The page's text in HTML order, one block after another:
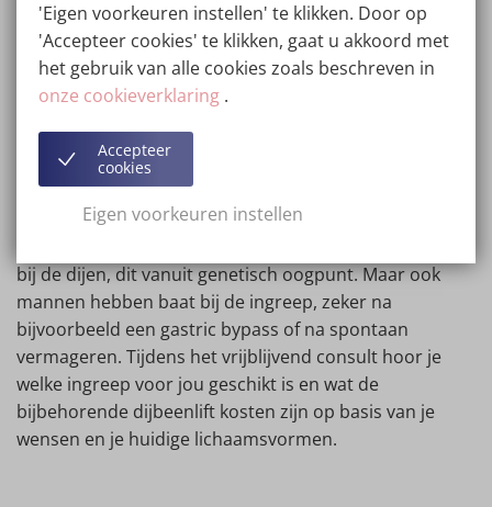
Dijbeenlift prijs vrouwen en
mannen
De ingreep dijbeenlift is geschikt voor iedereen die
graag strakkere bovenbenen wilt. Je kunt de ingreep in
principe op elke leeftijd ondergaan (vanaf 18 jaar). Bij
Wellness Kliniek kiezen vooral vrouwen voor de
ingreep. Dat komt omdat vrouwen over het algemeen
bij de dijen, dit vanuit genetisch oogpunt. Maar ook
mannen hebben baat bij de ingreep, zeker na
bijvoorbeeld een gastric bypass of na spontaan
vermageren. Tijdens het vrijblijvend consult hoor je
welke ingreep voor jou geschikt is en wat de
bijbehorende dijbeenlift kosten zijn op basis van je
wensen en je huidige lichaamsvormen.
'Eigen voorkeuren instellen' te klikken. Door op
'Accepteer cookies' te klikken, gaat u akkoord met
het gebruik van alle cookies zoals beschreven in
onze cookieverklaring .
Accepteer
cookies
Eigen voorkeuren instellen